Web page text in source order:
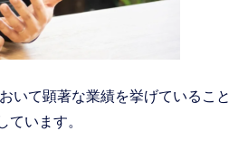
いて顕著な業績を挙げていること
います。